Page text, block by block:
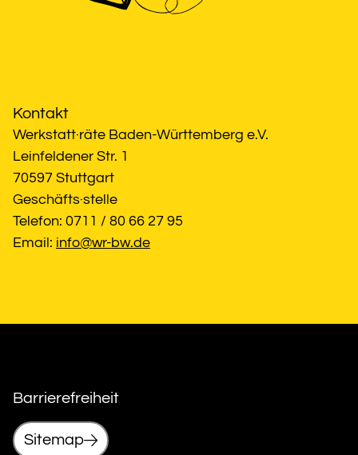
Kontakt
Werkstatt·räte Baden-Württemberg e.V.
Leinfeldener Str. 1
70597 Stuttgart
Geschäfts·stelle
Telefon: 0711 / 80 66 27 95
Email: info@wr-bw.de
Barrierefreiheit
Sitemap